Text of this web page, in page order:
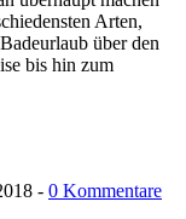
Arten,
über den
bis hin zum
- 0 Kommentare